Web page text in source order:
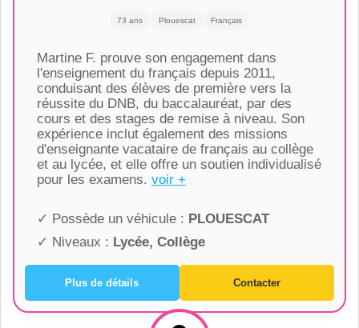
73 ans Plouescat Français
Martine F. prouve son engagement dans
l'enseignement du français depuis 2011,
conduisant des élèves de première vers la
réussite du DNB, du baccalauréat, par des
cours et des stages de remise à niveau. Son
expérience inclut également des missions
d'enseignante vacataire de français au collège
et au lycée, et elle offre un soutien individualisé
pour les examens. voir +
✓ Possède un véhicule : PLOUESCAT
✓ Niveaux : Lycée, Collège
Plus de détails Contacter